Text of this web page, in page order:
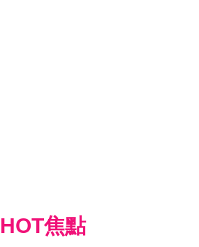
HOT焦點